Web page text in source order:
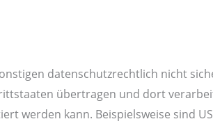
datenschutzrechtlich nicht
übertragen und dort
werden kann. Beispielsweise sind